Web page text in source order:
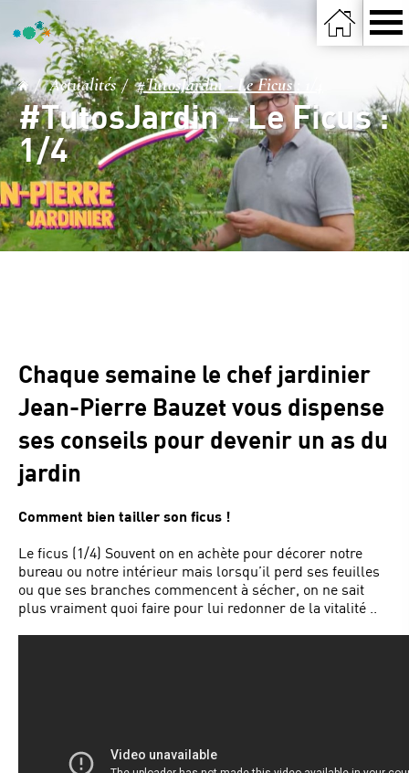
Actualités #TutosJardin - Le Ficus : 1/4
#TutosJardin - Le Ficus :
1/4
Chaque semaine le chef jardinier
Jean-Pierre Bauzet vous dispense
ses conseils pour devenir un as du
jardin
Comment bien tailler son ficus !
Le ficus (1/4) Souvent on en achète pour décorer notre
bureau ou notre intérieur mais lorsqu’il perd ses feuilles
ou que ses branches commencent à sécher, on ne sait
plus vraiment quoi faire pour lui redonner de la vitalité ..